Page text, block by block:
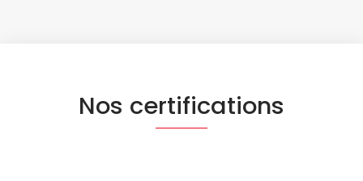
Nos certifications